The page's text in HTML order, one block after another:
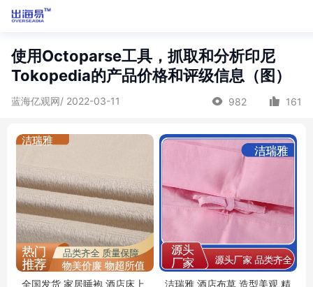
使用Octoparse工具，抓取和分析印尼
Tokopedia的产品价格和评级信息（图）
蓝海亿观网/ 2022-03-11 982 161
全国发货 家居睡袍 酒店床上
洁瑞雅 酒店布草 造型美观 精